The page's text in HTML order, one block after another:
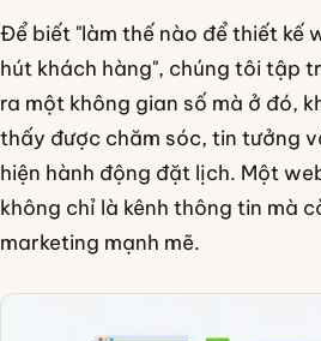
Để biết "làm thế nào để thiết kế
hút khách hàng", chúng tôi tập
ra một không gian số mà ở đó,
thấy được chăm sóc, tin tưởng
hiện hành động đặt lịch. Một
không chỉ là kênh thông tin mà
marketing mạnh mẽ.